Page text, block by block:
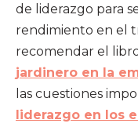
de liderazgo para
rendimiento en el
recomendar el
jardinero en la
las cuestiones
liderazgo en los